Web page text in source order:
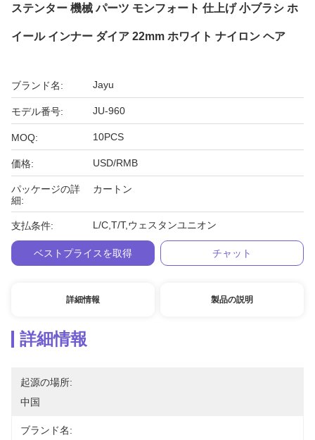
ステンター 機械 パーツ モンフォート 仕上げ 小ブラシ ホ
イール インナー ダイア 22mm ホワイト ナイロン ヘア
ブランド名: Jayu
モデル番号: JU-960
MOQ: 10PCS
価格: USD/RMB
パッケージの詳
細:
カートン
支払条件: L/C,T/T,ウェスタンユニオン
ベストプライスを取得 チャット
詳細情報 製品の説明
詳細情報
起源の場所:
中国
ブランド名: